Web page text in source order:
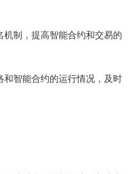
制，提高智能合约和交易的
智能合约的运行情况，及时